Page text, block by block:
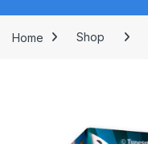
Home Shop